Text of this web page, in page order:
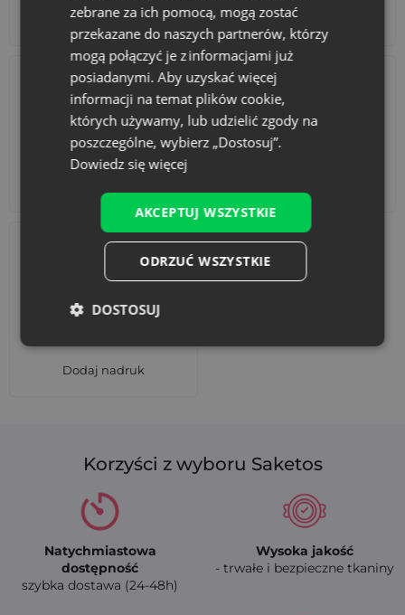
Kalendarze adwentowe Torby bawełniane
Dodaj nadruk
Korzyści z wyboru Saketos
Natychmiastowa
dostępność
szybka dostawa (24-48h)
Wysoka jakość
- trwałe i bezpieczne tkaniny
zebrane za ich pomocą, mogą zostać
przekazane do naszych partnerów, którzy
mogą połączyć je z informacjami już
posiadanymi. Aby uzyskać więcej
informacji na temat plików cookie,
których używamy, lub udzielić zgody na
poszczególne, wybierz „Dostosuj”.
Dowiedz się więcej
AKCEPTUJ WSZYSTKIE
ODRZUĆ WSZYSTKIE
DOSTOSUJ